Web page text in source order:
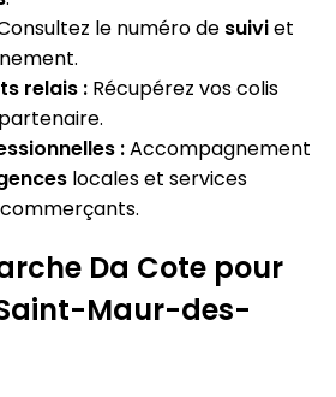
le numéro de suiviet
relais : Récupérez vos colis
:Accompagnement
locales et services
Da Cote pour
Maur-des-